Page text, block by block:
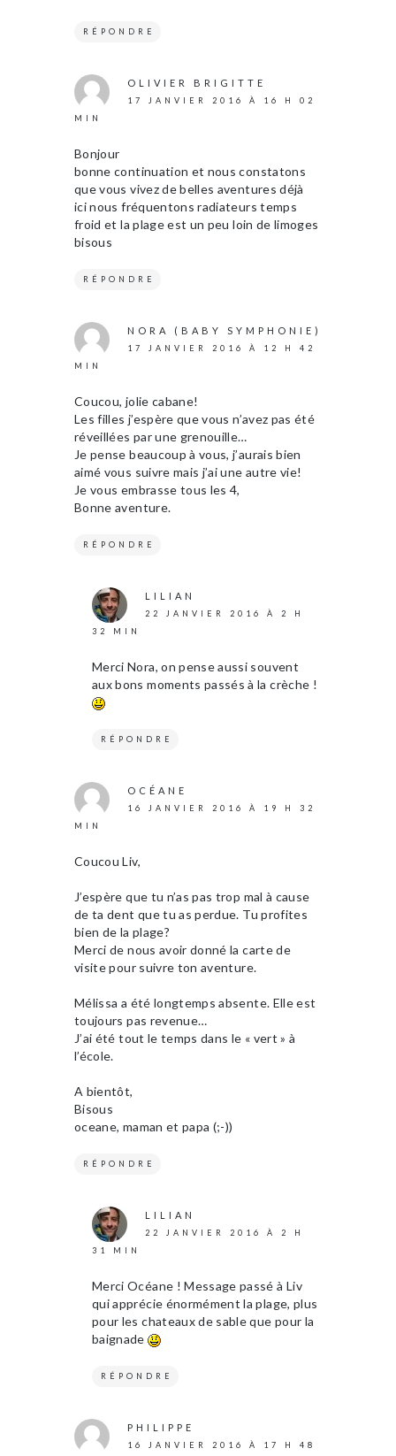
RÉPONDRE
OLIVIER BRIGITTE
17 JANVIER 2016 À 16 H 02
MIN
Bonjour
bonne continuation et nous constatons
que vous vivez de belles aventures déjà
ici nous fréquentons radiateurs temps
froid et la plage est un peu loin de limoges
bisous
RÉPONDRE
NORA (BABY SYMPHONIE)
17 JANVIER 2016 À 12 H 42
MIN
Coucou, jolie cabane!
Les filles j’espère que vous n’avez pas été
réveillées par une grenouille…
Je pense beaucoup à vous, j’aurais bien
aimé vous suivre mais j’ai une autre vie!
Je vous embrasse tous les 4,
Bonne aventure.
RÉPONDRE
LILIAN
22 JANVIER 2016 À 2 H
32 MIN
Merci Nora, on pense aussi souvent
aux bons moments passés à la crèche !
RÉPONDRE
OCÉANE
16 JANVIER 2016 À 19 H 32
MIN
Coucou Liv,
J’espère que tu n’as pas trop mal à cause
de ta dent que tu as perdue. Tu profites
bien de la plage?
Merci de nous avoir donné la carte de
visite pour suivre ton aventure.
Mélissa a été longtemps absente. Elle est
toujours pas revenue…
J’ai été tout le temps dans le « vert » à
l’école.
A bientôt,
Bisous
oceane, maman et papa (;-))
RÉPONDRE
LILIAN
22 JANVIER 2016 À 2 H
31 MIN
Merci Océane ! Message passé à Liv
qui apprécie énormément la plage, plus
pour les chateaux de sable que pour la
baignade
RÉPONDRE
PHILIPPE
16 JANVIER 2016 À 17 H 48